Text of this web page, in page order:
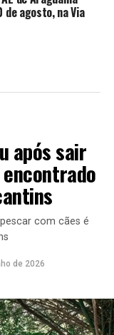
de agosto, na Via
após sair
com cães é
de 2026